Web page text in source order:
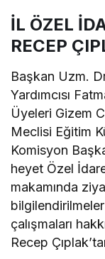
İL ÖZEL
RECEP
Başkan Uzm.
Yardımcısı
Üyeleri Gizem
Meclisi Eğitim
Komisyon
heyet Özel
makamında
çalışmaları
Recep